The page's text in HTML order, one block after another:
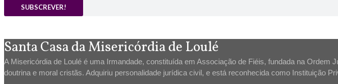
Santa Casa da Misericórdia de Loulé
A Misericórdia de Loulé é uma Irmandade, constituída em Associação de Fiéis, fundada na
doutrina e moral cristãs. Adquiriu personalidade jurídica civil, e está reconhecida como Instituição